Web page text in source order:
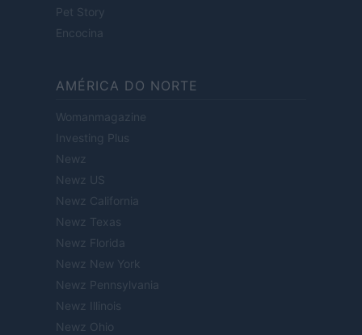
Pet Story
Encocina
AMÉRICA DO NORTE
Womanmagazine
Investing Plus
Newz
Newz US
Newz California
Newz Texas
Newz Florida
Newz New York
Newz Pennsylvania
Newz Illinois
Newz Ohio